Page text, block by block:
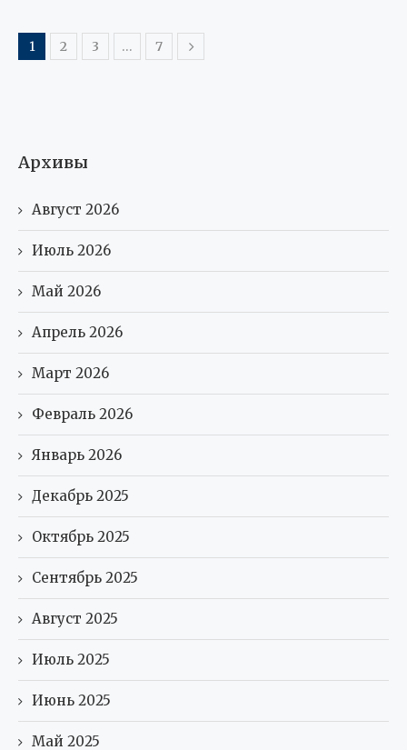
1 2 3 … 7
Архивы
Август 2026
Июль 2026
Май 2026
Апрель 2026
Март 2026
Февраль 2026
Январь 2026
Декабрь 2025
Октябрь 2025
Сентябрь 2025
Август 2025
Июль 2025
Июнь 2025
Май 2025